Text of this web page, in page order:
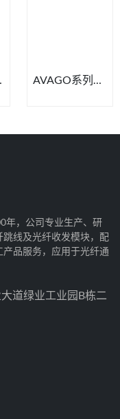
纤 AVAGO系列塑料光纤
年，公司专业生产、研
线及光纤收发模块，配
品服务，应用于光纤通
道绿业工业园B栋二